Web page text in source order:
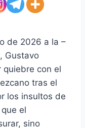
de 2026 a la –
Gustavo
con el
tras el
los insultos de
el
sino